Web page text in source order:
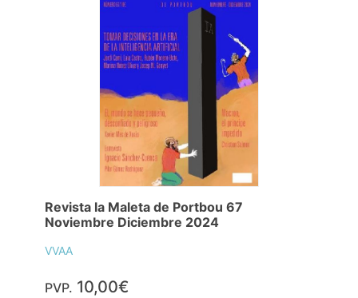
Revista la Maleta de Portbou 67
Noviembre Diciembre 2024
VVAA
PVP. 10,00€